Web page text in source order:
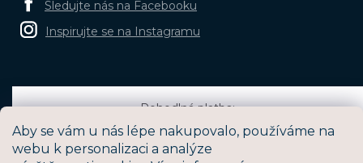
Aby se vám u nás lépe nakupovalo, používáme na
webu k personalizaci a analýze
Sledujte nás na Facebooku
Inspirujte se na Instagramu
Pohodlná platba: